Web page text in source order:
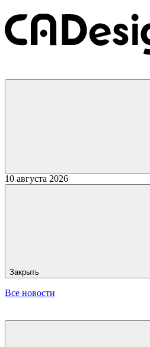
10 августа 2026
Закрыть
Все новости